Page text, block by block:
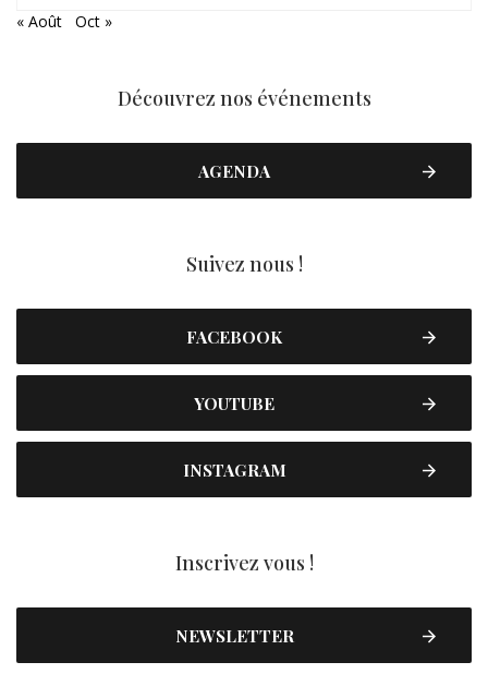
« Août Oct »
Découvrez nos événements
AGENDA
Suivez nous !
FACEBOOK
YOUTUBE
INSTAGRAM
Inscrivez vous !
NEWSLETTER